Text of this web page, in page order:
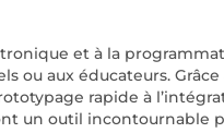
et à la
ou aux éducateurs.
rapide à
un outil incontournable